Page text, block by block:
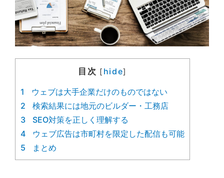
目次 [ hide]
1
ウェブは大手企業だけのものではない
2
検索結果には地元のビルダー・工務店
3
SEO対策を正しく理解する
4
ウェブ広告は市町村を限定した配信も可能
5
まとめ